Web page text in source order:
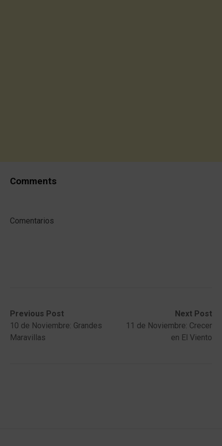
Comments
Comentarios
Post
navigation
Previous Post
Previous
post:10 de Noviembre: Grandes
Maravillas
Next Post
Next
post:
11 de Noviembre: Crecer
en El Viento